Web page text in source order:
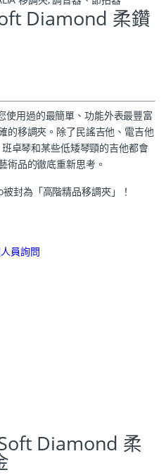
Diamond 柔鑽
用過的最簡單、功能外表最豐富
的移調夾。除了民謠吉他、電吉他
卓琴和某些低矮琴頸的吉他都會
術品的徹底重新思考。
封為「高階精品移調夾」！
員詢問
Diamond 柔